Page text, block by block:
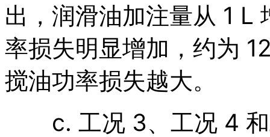
出，润滑油加注量从 1 L
率损失明显增加，约为
搅油功率损失越大。
c. 工况 3、工况 4 和